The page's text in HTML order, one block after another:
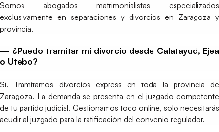
Somos abogados matrimonialistas especializados
exclusivamente en separaciones y divorcios en Zaragoza y
provincia.
— ¿Puedo tramitar mi divorcio desde Calatayud, Ejea
o Utebo?
Sí. Tramitamos divorcios express en toda la provincia de
Zaragoza. La demanda se presenta en el juzgado competente
de tu partido judicial. Gestionamos todo online, solo necesitarás
acudir al juzgado para la ratificación del convenio regulador.